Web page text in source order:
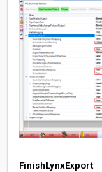
FinishLynxExport